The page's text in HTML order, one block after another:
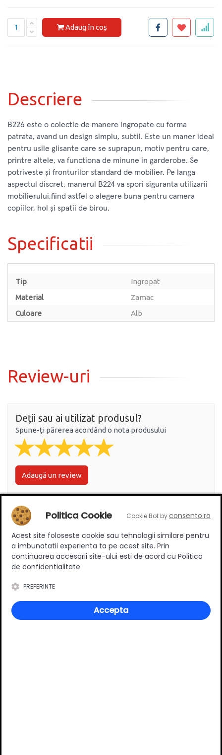
Adaug în coș
Descriere
B226 este o colectie de manere ingropate cu forma
patrata, avand un design simplu, subtil. Este un maner ideal
pentru usile glisante care se suprapun, motiv pentru care,
printre altele, va functiona de minune in garderobe. Se
potriveste și fronturilor standard de mobilier. Pe langa
aspectul discret, manerul B224 va spori siguranta utilizarii
mobilierului,fiind astfel o alegere buna pentru camera
copiilor, hol și spatii de birou.
Specificatii
Tip
Ingropat
Material
Zamac
Culoare
Alb
Review-uri
Deții sau ai utilizat produsul?
Spune-ți părerea acordând o nota produsului
Adaugă un review
Ratingul general al produsului
0 (0 review-uri)
Întrebări și răspunsuri
Politica Cookie Cookie Bot byconsento.ro
Acest site foloseste cookie sau tehnologii similare pentru
a imbunatatii experienta ta pe acest site. Prin
continuarea accesarii site-ului esti de acord cu Politica
de confidentialitate
PREFERINTE
Accepta